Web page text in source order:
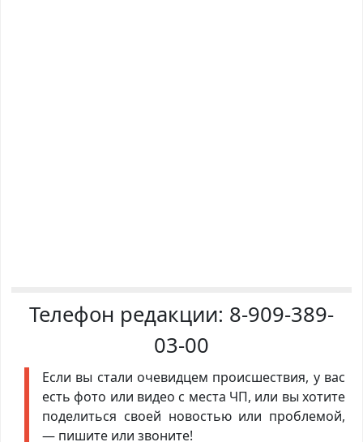
Телефон редакции: 8-909-389-
03-00
Если вы стали очевидцем происшествия, у вас
есть фото или видео с места ЧП, или вы хотите
поделиться своей новостью или проблемой,
— пишите или звоните!